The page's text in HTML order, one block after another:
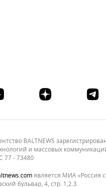
BALTNEWS
и массовых
77 - 73480
является МИА «Россия
бульвар, 4, стр. 1,2.3.